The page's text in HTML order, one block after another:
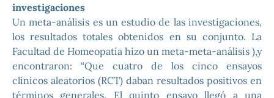
investigaciones
Un meta-análisis es un estudio de las investigaciones,
los resultados totales obtenidos en su conjunto. La
Facultad de Homeopatía hizo un meta-meta-análisis ),y
encontraron: “Que cuatro de los cinco ensayos
clínicos aleatorios (RCT) daban resultados positivos en
términos generales. El quinto ensayo llegó a una